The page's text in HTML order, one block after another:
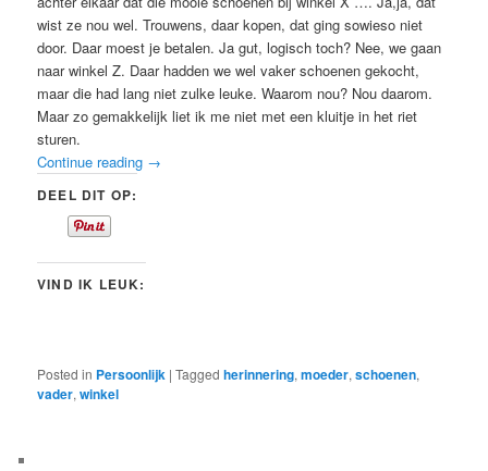
wist ze nou wel. Trouwens, daar kopen, dat ging sowieso niet
door. Daar moest je betalen. Ja gut, logisch toch? Nee, we gaan
naar winkel Z. Daar hadden we wel vaker schoenen gekocht,
maar die had lang niet zulke leuke. Waarom nou? Nou daarom.
Maar zo gemakkelijk liet ik me niet met een kluitje in het riet
sturen.
Continue reading →
DEEL DIT OP:
VIND IK LEUK:
Posted in Persoonlijk |Tagged herinnering,moeder,schoenen,
vader,winkel